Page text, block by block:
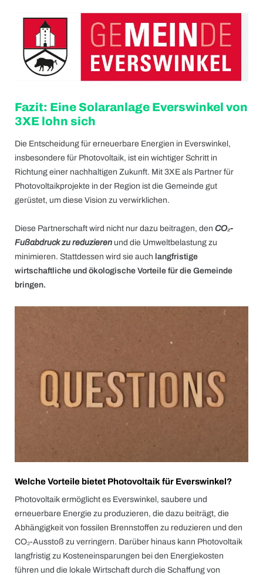
Fazit: Eine Solaranlage Everswinkel von
3XE lohn sich
Die Entscheidung für erneuerbare Energien in Everswinkel,
insbesondere für Photovoltaik, ist ein wichtiger Schritt in
Richtung einer nachhaltigen Zukunft. Mit 3XE als Partner für
Photovoltaikprojekte in der Region ist die Gemeinde gut
gerüstet, um diese Vision zu verwirklichen.
Diese Partnerschaft wird nicht nur dazu beitragen, den CO₂-
Fußabdruck zu reduzieren und die Umweltbelastung zu
minimieren. Stattdessen wird sie auch langfristige
wirtschaftliche und ökologische Vorteile für die Gemeinde
bringen.
Welche Vorteile bietet Photovoltaik für Everswinkel?
Photovoltaik ermöglicht es Everswinkel, saubere und
erneuerbare Energie zu produzieren, die dazu beiträgt, die
Abhängigkeit von fossilen Brennstoffen zu reduzieren und den
CO₂-Ausstoß zu verringern. Darüber hinaus kann Photovoltaik
langfristig zu Kosteneinsparungen bei den Energiekosten
führen und die lokale Wirtschaft durch die Schaffung von